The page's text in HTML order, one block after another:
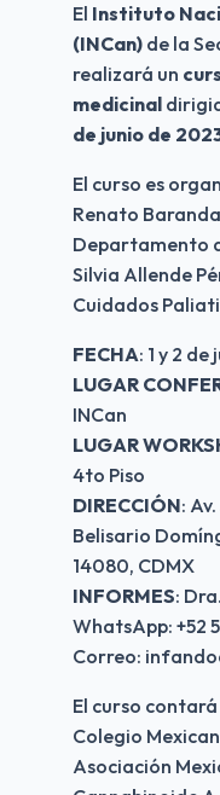
El Instituto
(INCan) de la
realizará un
medicinal
de junio de
El curso es
Renato
Departamento
Silvia Allende
Cuidados
FECHA: 1 y 2 de
LUGAR
INCan
LUGAR
4to Piso
DIRECCIÓN:
Belisario
14080, CDMX
INFORMES:
WhatsApp: +52
Correo:
El curso
Colegio
Asociación